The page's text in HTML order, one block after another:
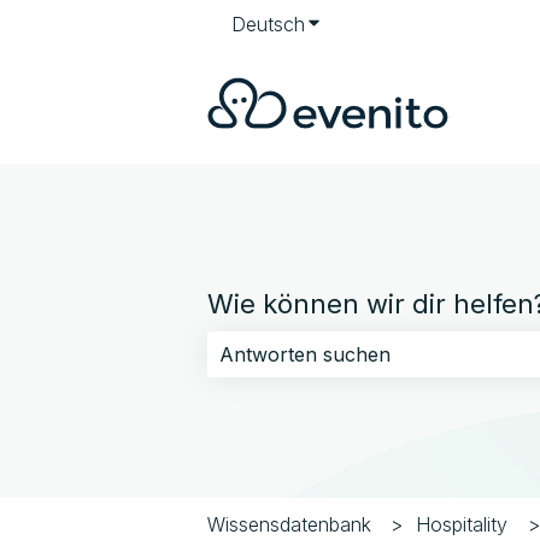
Deutsch Untermenü für
Wie können wir dir
Wissensdatenbank Hospitality